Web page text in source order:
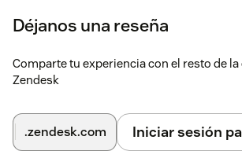
Déjanos una reseña
Comparte tu experiencia con el resto de
Zendesk
.zendesk.com Iniciar sesión